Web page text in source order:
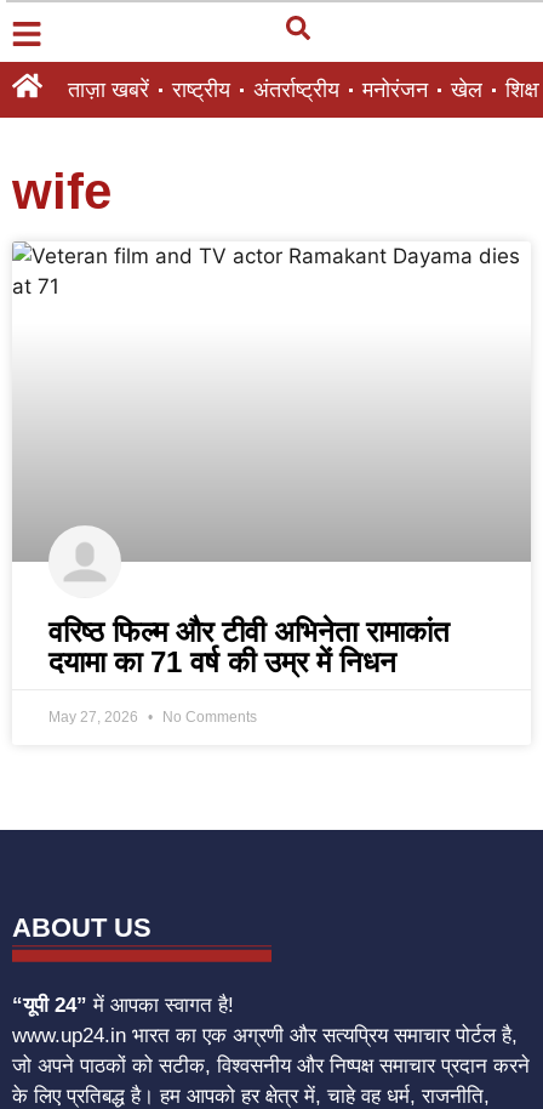
ताज़ा खबरें राष्ट्रीय अंतर्राष्ट्रीय मनोरंजन खेल शिक्षा
wife
वरिष्ठ फिल्म और टीवी अभिनेता रामाकांत
दयामा का 71 वर्ष की उम्र में निधन
May 27, 2026 No Comments
ABOUT US
“यूपी 24” में आपका स्वागत है!
www.up24.in भारत का एक अग्रणी और सत्यप्रिय समाचार पोर्टल है,
जो अपने पाठकों को सटीक, विश्वसनीय और निष्पक्ष समाचार प्रदान करने
के लिए प्रतिबद्ध है। हम आपको हर क्षेत्र में, चाहे वह धर्म, राजनीति,